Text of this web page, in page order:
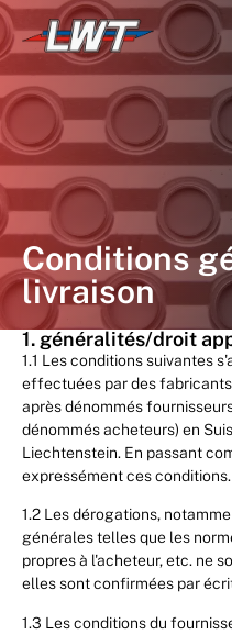
Conditions
livraison
1. généralités/droit
1.1 Les conditions suivantes
effectuées par des
après dénommés
dénommés acheteurs) en
Liechtenstein. En passant
expressément ces conditions.
1.2 Les dérogations,
générales telles que les
propres à l'acheteur, etc. ne
elles sont confirmées par
1.3 Les conditions du